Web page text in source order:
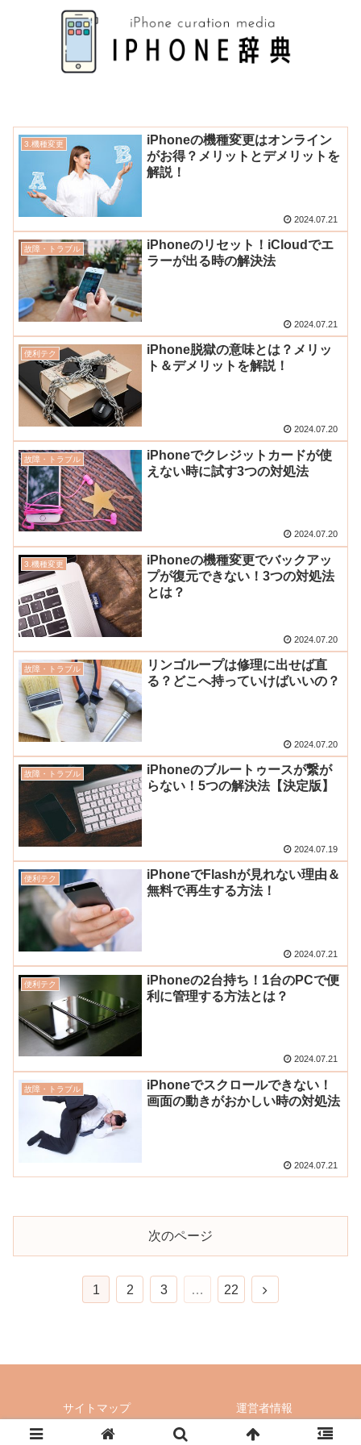
3.機種変更
iPhoneの機種変更はオンライン
がお得？メリットとデメリットを
解説！
2024.07.21
故障・トラブル
iPhoneのリセット！iCloudでエ
ラーが出る時の解決法
2024.07.21
便利テク
iPhone脱獄の意味とは？メリッ
ト＆デメリットを解説！
2024.07.20
故障・トラブル
iPhoneでクレジットカードが使
えない時に試す3つの対処法
2024.07.20
3.機種変更
iPhoneの機種変更でバックアッ
プが復元できない！3つの対処法
とは？
2024.07.20
故障・トラブル
リンゴループは修理に出せば直
る？どこへ持っていけばいいの？
2024.07.20
故障・トラブル
iPhoneのブルートゥースが繋が
らない！5つの解決法【決定版】
2024.07.19
便利テク
iPhoneでFlashが見れない理由＆
無料で再生する方法！
2024.07.21
便利テク
iPhoneの2台持ち！1台のPCで便
利に管理する方法とは？
2024.07.21
故障・トラブル
iPhoneでスクロールできない！
画面の動きがおかしい時の対処法
2024.07.21
次のページ
1 2 3 … 22
次
サイトマップ 運営者情報
Copyright © 2016-2026 iPhone辞典 All Rights Reserved.